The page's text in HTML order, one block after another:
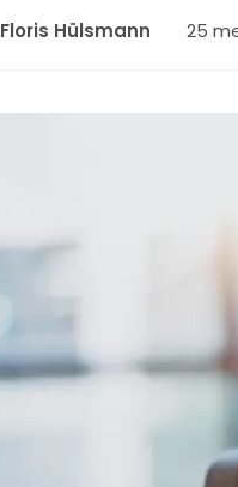
Floris Hülsmann 25